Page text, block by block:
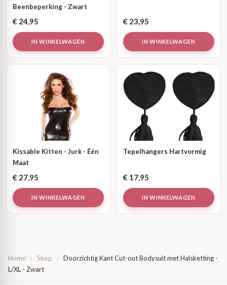
Beenbeperking - Zwart
€ 24,95
IN WINKELWAGEN
€ 23,95
IN WINKELWAGEN
Kissable Kitten - Jurk - Één
Maat
€ 27,95
IN WINKELWAGEN
Tepelhangers Hartvormig
€ 17,95
IN WINKELWAGEN
Home › Shop ›
Doorzichtig Kant Cut-out Bodysuit met Halsketting -
L/XL - Zwart